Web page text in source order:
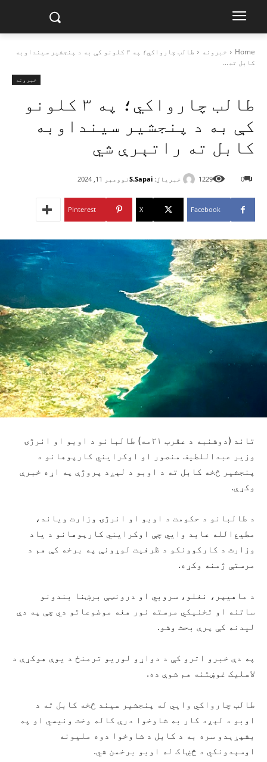
Home خبرونه
طالب چارواکي؛ په ۳ کلونو کې به د پنجشیر سینداوبه
کابل ته...
خبرونه
طالب چارواکي؛ په ۳ کلونو
کې به د پنجشیر سینداوبه
کابل ته راتېرې شي
خبریال: S.Sapai نوومبر 11, 2024 0
1229
Facebook
X
Pinterest
تاند (دوشنبه د عقرب ۲۱مه) طالبانو د اوبو او انرژۍ
وزیر عبداللطیف منصور او اوکرایني کارپوهانو د
پنجشیر څخه کابل ته د اوبو د لېږد پروژې په اړه خبرې
وکړې.
د طالبانو د حکومت د اوبو او انرژۍ وزارت ویاند،
مطیع‌الله عابد وایي چې اوکرایني کارپوهانو د یاد
وزارت د کارکوونکو د ظرفیت لوړونې په برخه کې هم د
مرستې ژمنه وکړه.
د ماهیپر، نغلو، سروبي او درونټې برښنا بندونو
ساتنه او تخنیکي مرسته نور هغه موضوعاتو دي چې په دې
لیدنه کې پرې بحث وشو.
په دې خبرو اترو کې د دواړو لوریو ترمنځ د یوې هوکړې د
لاسلیک غوښتنه هم شوې ده.
طالب چارواکي وایي له پنجشیر سیند څخه کابل ته د
اوبو د لېږد کار به شاوخوا درې کاله وخت ونیسي او په
بشپړېدو سره به د کابل د شاوخوا دوه ملیونه
اوسېدونکي د څښاک له اوبو برخمن شي.